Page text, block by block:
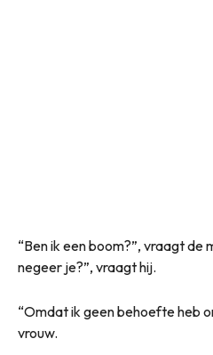
“Ben ik een boom?”, vraagt de
negeer je?”, vraagt hij.
“Omdat ik geen behoefte heb
vrouw.